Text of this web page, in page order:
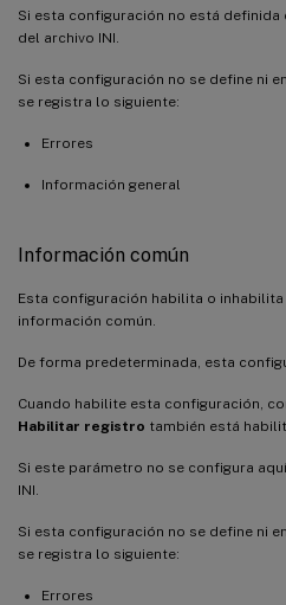
Si esta configuración no está definida
del archivo INI.
Si esta configuración no se define ni
se registra lo siguiente:
Errores
Información general
Información común
Esta configuración habilita o
información común.
De forma predeterminada, esta
Cuando habilite esta configuración,
Habilitar registro también está
Si este parámetro no se configura
INI.
Si esta configuración no se define ni
se registra lo siguiente:
Errores